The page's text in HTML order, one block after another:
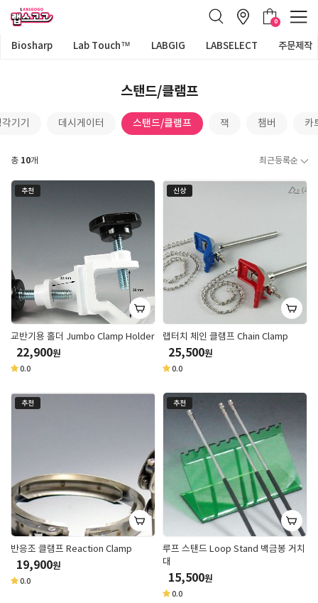
0
Biosharp Lab Touch™ LABGIG LABSELECT 주문제작
스탠드/클램프
기기 데시게이터 스탠드/클램프 잭 챔버 카
총 10개 최근등록순
추천
교반기용 홀더 Jumbo Clamp Holder
22,900원
0.0
신상
랩터치 체인 클램프 Chain Clamp
25,500원
0.0
추천
반응조 클램프 Reaction Clamp
19,900원
0.0
추천
루프 스탠드 Loop Stand 백금봉 거치
대
15,500원
0.0